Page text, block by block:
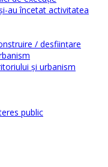
au încetat activitatea
/ desființare
şi urbanism
public